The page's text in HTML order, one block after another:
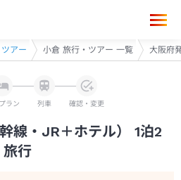
アー 小倉 旅行・ツアー 一覧 大阪府
ラン 列車 確認・変更
線・JR＋ホテル） 1泊2
旅行